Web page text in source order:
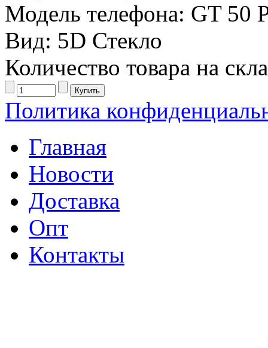
Модель телефона: GT 50
Вид: 5D Стекло
Количество товара на
Политика
Главная
Новости
Доставка
Опт
Контакты